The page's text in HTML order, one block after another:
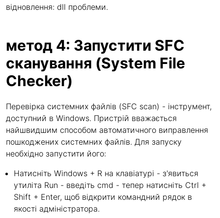
відновлення: dll проблеми.
метод 4: Запустити SFC
сканування (System File
Checker)
Перевірка системних файлів (SFC scan) - інструмент,
доступний в Windows. Пристрій вважається
найшвидшим способом автоматичного виправлення
пошкоджених системних файлів. Для запуску
необхідно запустити його:
Натисніть Windows + R на клавіатурі - з'явиться
утиліта Run - введіть cmd - тепер натисніть Ctrl +
Shift + Enter, щоб відкрити командний рядок в
якості адміністратора.